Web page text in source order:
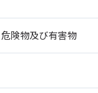
険物及び有害物